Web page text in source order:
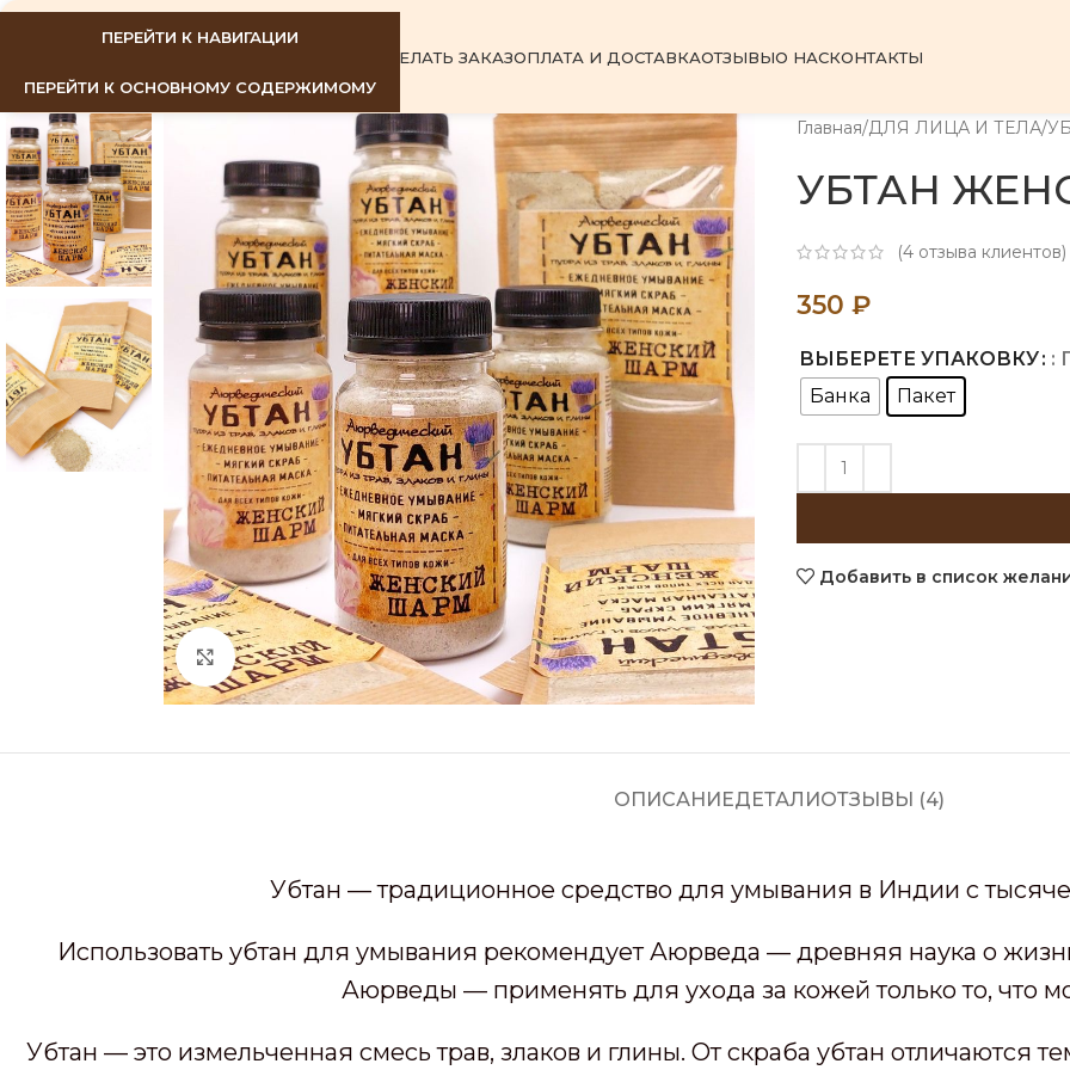
ПЕРЕЙТИ К НАВИГАЦИИ
ПЕРЕЙТИ К ОСНОВНОМУ СОДЕРЖИМОМУ
КАК СДЕЛАТЬ ЗАКАЗОПЛАТА И ДОСТАВКАОТЗЫВЫО НАСКОНТАКТЫ
Нажмите, чтобы увеличить
Главная ДЛЯ ЛИЦА И ТЕЛА
УБТАН
(4отзыва клиентов)
350 ₽
ВЫБЕРЕТЕ УПАКОВКУ :
Банка
Пакет
Добавить в список
ОПИСАНИЕДЕТАЛИОТЗЫВЫ (4)
Убтан — традиционное средство для умывания в Индии с
Использовать убтан для умывания рекомендует Аюрведа — древняя наука о
Аюрведы — применять для ухода за кожей только то, что
Убтан — это измельченная смесь трав, злаков и глины. От скраба убтан отличаются